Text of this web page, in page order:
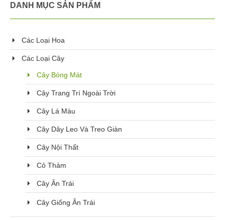
DANH MỤC SẢN PHẨM
Các Loại Hoa
Các Loại Cây
Cây Bóng Mát
Cây Trang Trí Ngoài Trời
Cây Lá Màu
Cây Dây Leo Và Treo Giàn
Cây Nội Thất
Cỏ Thảm
Cây Ăn Trái
Cây Giống Ăn Trái